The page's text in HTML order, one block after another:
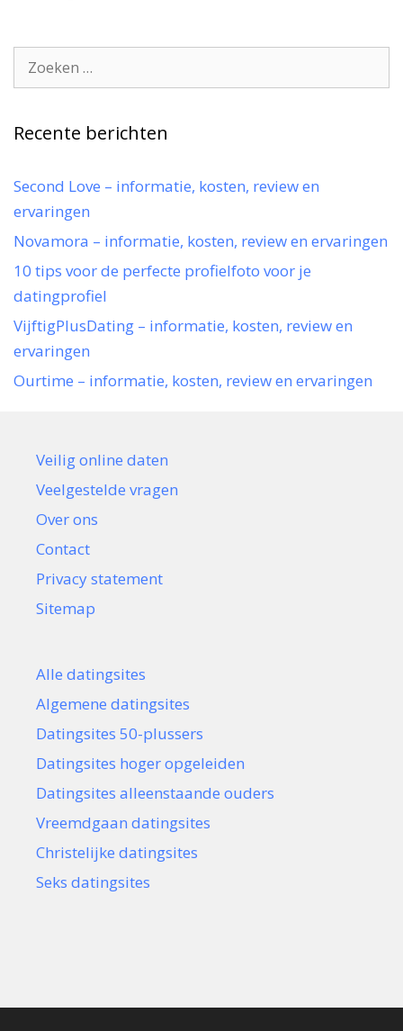
Zoek
naar:
Recente berichten
Second Love – informatie, kosten, review en
ervaringen
Novamora – informatie, kosten, review en ervaringen
10 tips voor de perfecte profielfoto voor je
datingprofiel
VijftigPlusDating – informatie, kosten, review en
ervaringen
Ourtime – informatie, kosten, review en ervaringen
Veilig online daten
Veelgestelde vragen
Over ons
Contact
Privacy statement
Sitemap
Alle datingsites
Algemene datingsites
Datingsites 50-plussers
Datingsites hoger opgeleiden
Datingsites alleenstaande ouders
Vreemdgaan datingsites
Christelijke datingsites
Seks datingsites